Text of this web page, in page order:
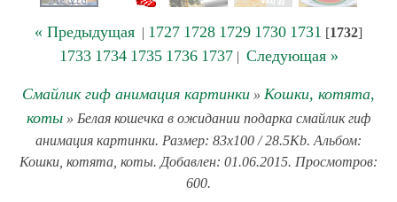
« Предыдущая | 1727 1728 1729 1730 1731 [1732]
1733 1734 1735 1736 1737| Следующая »
Смайлик гиф анимация картинки » Кошки, котята,
коты » Белая кошечка в ожидании подарка смайлик гиф
анимация картинки. Размер: 83x100 / 28.5Kb. Альбом:
Кошки, котята, коты. Добавлен: 01.06.2015. Просмотров:
600.